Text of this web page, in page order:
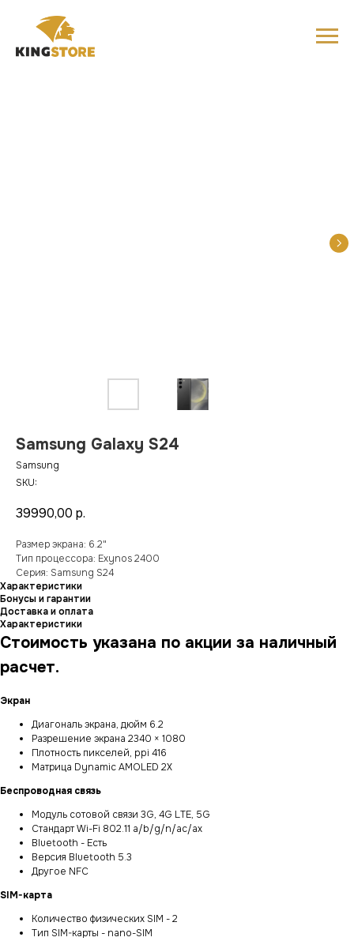
Samsung Galaxy S24
Samsung
SKU:
39990,00 р.
Размер экрана: 6.2"
Тип процессора: Exynos 2400
Серия: Samsung S24
Характеристики
Бонусы и гарантии
Доставка и оплата
Характеристики
Стоимость указана по акции за наличный
расчет.
Экран
Диагональ экрана, дюйм 6.2
Разрешение экрана 2340 × 1080
Плотность пикселей, ppi 416
Матрица Dynamic AMOLED 2X
Беспроводная связь
Модуль сотовой связи 3G, 4G LTE, 5G
Стандарт Wi-Fi 802.11 a/b/g/n/ac/ax
Bluetooth - Есть
Версия Bluetooth 5.3
Другое NFC
SIM-карта
Количество физических SIM - 2
Тип SIM-карты - nano-SIM